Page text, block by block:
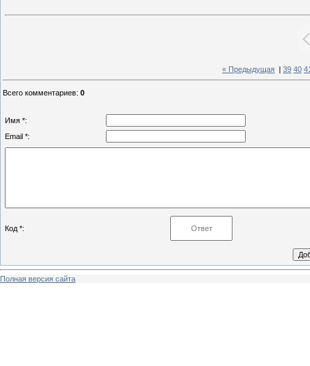
« Предыдущая 39 40
Всего комментариев: 0
Имя *:
Email *:
Код *:
Полная версия сайта